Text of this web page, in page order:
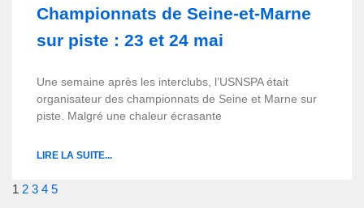
Championnats de Seine-et-Marne
sur piste : 23 et 24 mai
Une semaine après les interclubs, l’USNSPA était
organisateur des championnats de Seine et Marne sur
piste. Malgré une chaleur écrasante
LIRE LA SUITE...
1 2 3 4 5